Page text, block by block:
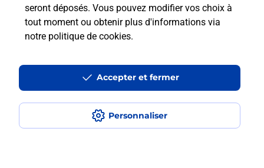
seront déposés. Vous pouvez modifier vos choix à
tout moment ou obtenir plus d'informations via
notre politique de cookies.
Personnaliser
Accepter et fermer
Accessibilité : partiellement conforme
Conditions contractuelles
Mentions légales